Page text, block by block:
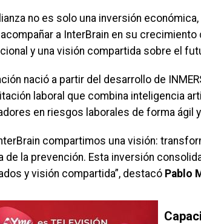
no es solo una inversión
a InterBrain en su
y una visión compartida sobre el
nació a partir del desarrollo de
laboral que combina inteligencia
en riesgos laborales de forma ágil
compartimos una visión:
de la prevención. Esta inversión
y visión compartida”, destacó Pablo